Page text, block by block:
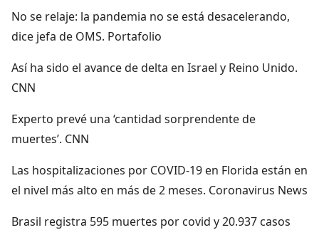
No se relaje: la pandemia no se está desacelerando,
dice jefa de OMS. Portafolio
Así ha sido el avance de delta en Israel y Reino Unido.
CNN
Experto prevé una ‘cantidad sorprendente de
muertes’. CNN
Las hospitalizaciones por COVID-19 en Florida están en
el nivel más alto en más de 2 meses. Coronavirus News
Brasil registra 595 muertes por covid y 20.937 casos